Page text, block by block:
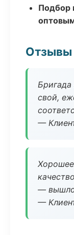
Подбор
Отзывы
Бригада
свой,
—
—
—